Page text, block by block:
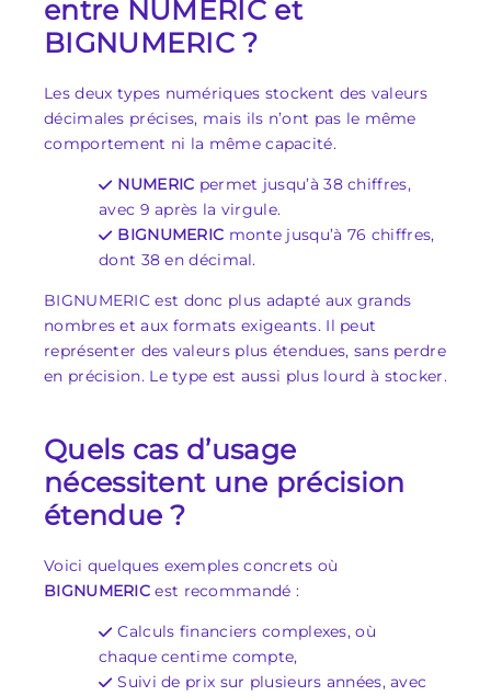
entre NUMERIC et
BIGNUMERIC ?
Les deux types numériques stockent des valeurs
décimales précises, mais ils n’ont pas le même
comportement ni la même capacité.
NUMERIC permet jusqu’à 38 chiffres,
avec 9 après la virgule.
BIGNUMERIC monte jusqu’à 76 chiffres,
dont 38 en décimal.
BIGNUMERIC est donc plus adapté aux grands
nombres et aux formats exigeants. Il peut
représenter des valeurs plus étendues, sans perdre
en précision. Le type est aussi plus lourd à stocker.
Quels cas d’usage
nécessitent une précision
étendue ?
Voici quelques exemples concrets où
BIGNUMERIC est recommandé :
Calculs financiers complexes, où
chaque centime compte,
Suivi de prix sur plusieurs années, avec